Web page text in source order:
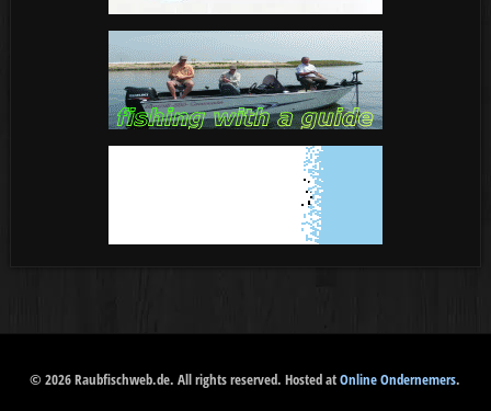
© 2026 Raubfischweb.de. All rights reserved. Hosted atOnline Ondernemers.